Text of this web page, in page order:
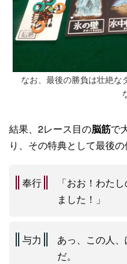
なお、最後の勝負は壮絶な
結果、2レース目の脳筋で
り、その特典として最後
奉行
「おお！わた
ました！」
与力
あっ、この人
だ。